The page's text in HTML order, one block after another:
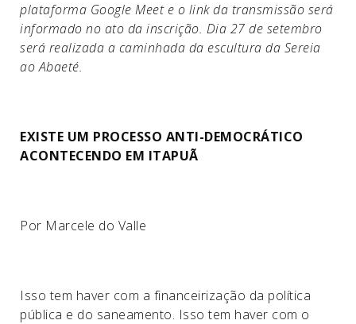
plataforma Google Meet e o link da transmissão será
informado no ato da inscrição. Dia 27 de setembro
será realizada a caminhada da escultura da Sereia
ao Abaeté.
EXISTE UM PROCESSO ANTI-DEMOCRÁTICO
ACONTECENDO EM ITAPUÃ
Por Marcele do Valle
Isso tem haver com a financeirização da política
pública e do saneamento. Isso tem haver com o